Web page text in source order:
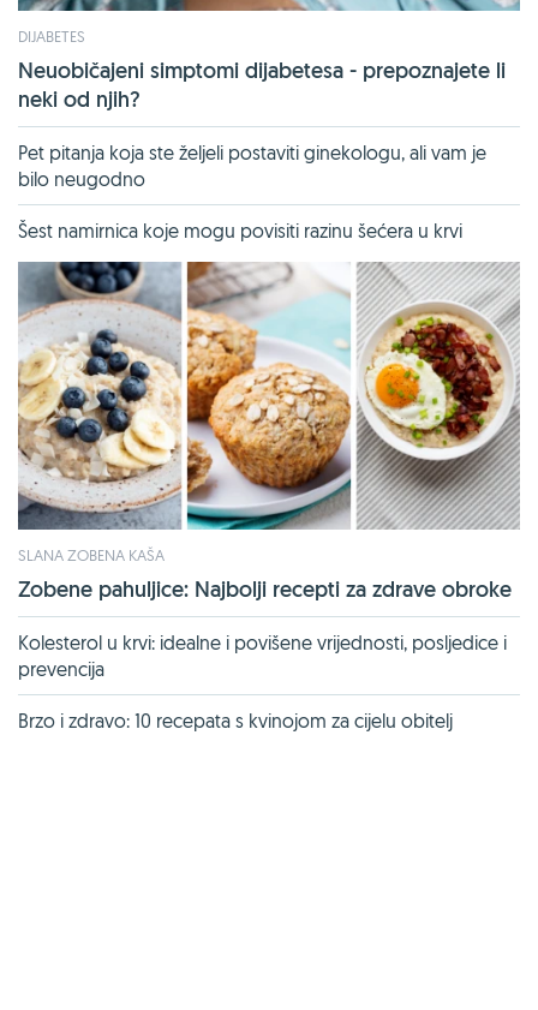
DIJABETES
Neuobičajeni simptomi dijabetesa - prepoznajete li
neki od njih?
Pet pitanja koja ste željeli postaviti ginekologu, ali vam je
bilo neugodno
Šest namirnica koje mogu povisiti razinu šećera u krvi
SLANA ZOBENA KAŠA
Zobene pahuljice: Najbolji recepti za zdrave obroke
Kolesterol u krvi: idealne i povišene vrijednosti, posljedice i
prevencija
Brzo i zdravo: 10 recepata s kvinojom za cijelu obitelj